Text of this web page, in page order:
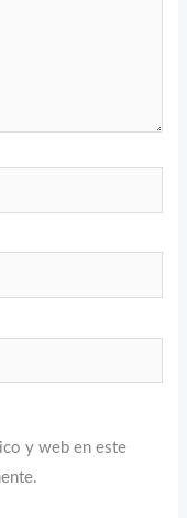
y web en este